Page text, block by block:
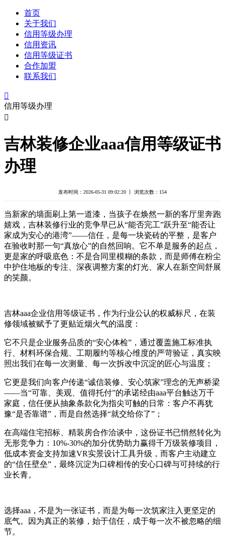
首页
关于我们
信用等级办理
信用资讯
信用等级证书
合作加盟
联系我们

信用等级办理

吉林装修企业aaa信用等级证书
办理
发布时间：2026-05-31 09:02:20 丨 浏览次数： 154
当新家的墙面刷上第一道漆，当孩子在焕然一新的客厅里奔跑
嬉戏，吉林装修行业的竞争早已从“能否完工”跃升至“能否让
家成为安心的港湾”——信任，是每一块瓷砖的平整，是客户
在验收时那一句“真放心”的自然回响。它不单是服务的起点，
更是家的呼吸底色：不是合同里模糊的条款，而是师傅在粉尘
中护住地板的专注、深夜调整方案的灯光、家人在新空间舒展
的笑颜。
吉林aaa企业信用等级证书，作为行业公认的权威标尺，在装
修领域被赋予了更贴近烟火气的温度：
它不只是企业服务品质的“安心体检”，通过覆盖施工标准执
行、材料环保合规、工期履约等核心维度的严苛验证，真实映
照出我们在每一次测量、每一次拆改中沉淀的匠心与温度；
它更是我们向客户传递“诚信装修、安心筑家”理念的无声桥梁
——当“可靠、美观、值得托付”的承诺经由aaa平台触达万千
家庭，信任便从抽象条款化为指尖可触的日常：客户不再犹
豫“是否靠谱”，而是自然选择“就交给你了”；
在高端住宅招标、精装房合作洽谈中，这份证书已悄然转化为
无形竞争力：10%-30%的加分优势助力赢得千万级装修项目，
低成本资金支持加速VR实景设计工具升级，而客户主动建立
的“信任壁垒”，最终沉淀为口碑相传的安心口碑与可持续的行
业长青。
选择aaa，不是为一张证书，而是为每一次筑家注入更坚定的
底气。因为真正的装修，始于信任，成于每一次不被忽略的细
节。